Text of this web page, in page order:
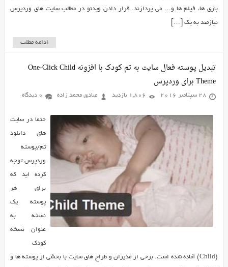
بازی ها، فیلم ها و… می پردازند. قرار دادن ویدئو در مطالب سایت های وردپرس
نیازمند به یک […]
ادامه مطلب
تبدیل پوسته فعال سایت به تم کودک با افزونه One-Click Child
Theme برای وردپرس
28 سپتامبر 2016 1,806 بازدید صادق محمد زاده 0 دیدگاه
حتما در سایت
های دانلود
تم/پوسته
وردپرس توجه
کرده اید که
برای هر
پوسته یک
نسخه به
عنوان نسخه
کودک
(Child) آماده شده است. برخی از مدیران و طراح های سایت با بخشی از پوسته ها و